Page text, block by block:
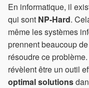
En informatique, il
qui sont NP-Hard.
même les systèmes
prennent beaucoup
résoudre ce
révèlent être un outil
optimal solutions